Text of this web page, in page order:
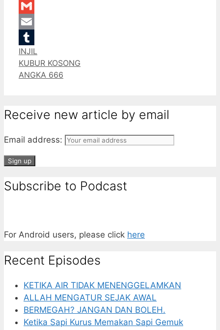
LinkedIn
Gmail
Email
Tumblr
Categories
INJIL
KUBUR KOSONG
ANGKA 666
Receive new article by email
Email address:
Subscribe to Podcast
For Android users, please click here
Recent Episodes
KETIKA AIR TIDAK MENENGGELAMKAN
ALLAH MENGATUR SEJAK AWAL
BERMEGAH? JANGAN DAN BOLEH.
Ketika Sapi Kurus Memakan Sapi Gemuk